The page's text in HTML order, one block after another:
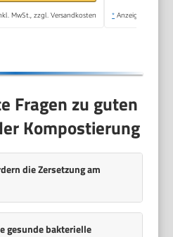
MwSt., zzgl. Versandkosten * Anzeige
Fragen zu guten
Kompostierung
die Zersetzung am
gesunde bakterielle